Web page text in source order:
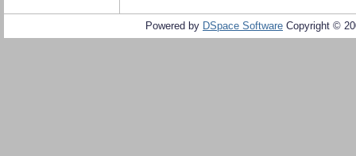
Powered by DSpace Software Copyright ©